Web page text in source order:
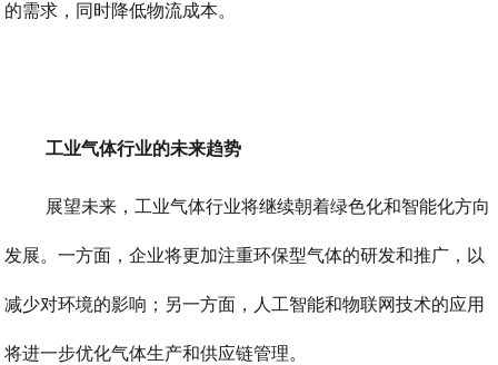
的需求，同时降低物流成本。
工业气体行业的未来趋势
展望未来，工业气体行业将继续朝着绿色化和智能化方向
发展。一方面，企业将更加注重环保型气体的研发和推广，以
减少对环境的影响；另一方面，人工智能和物联网技术的应用
将进一步优化气体生产和供应链管理。